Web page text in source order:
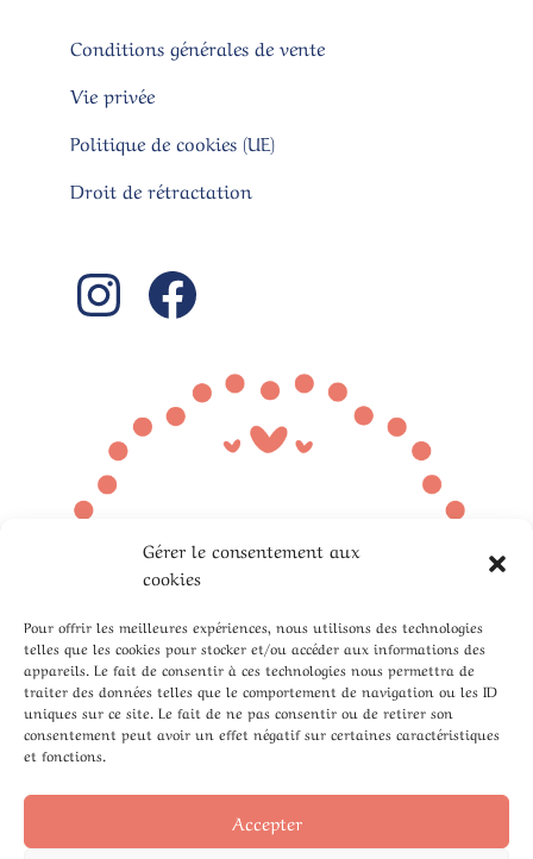
Gérer le consentement aux
cookies
Pour offrir les meilleures expériences, nous utilisons des technologies
telles que les cookies pour stocker et/ou accéder aux informations des
appareils. Le fait de consentir à ces technologies nous permettra de
traiter des données telles que le comportement de navigation ou les ID
uniques sur ce site. Le fait de ne pas consentir ou de retirer son
consentement peut avoir un effet négatif sur certaines caractéristiques
et fonctions.
Accepter
Conditions générales de vente
Vie privée
Politique de cookies (UE)
Droit de rétractation
Instagram
Facebook